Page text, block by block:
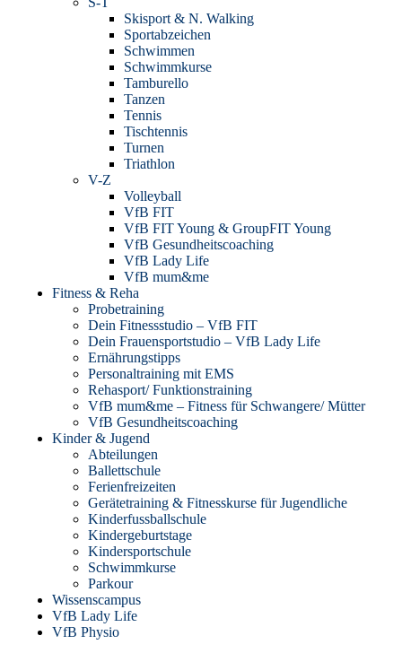
Skisport & N. Walking
Sportabzeichen
Schwimmen
Schwimmkurse
Tamburello
Tanzen
Tennis
Tischtennis
Turnen
Triathlon
V-Z
Volleyball
VfB FIT
VfB FIT Young & GroupFIT Young
VfB Gesundheitscoaching
VfB Lady Life
VfB mum&me
Fitness & Reha
Probetraining
Dein Fitnessstudio – VfB FIT
Dein Frauensportstudio – VfB Lady Life
Ernährungstipps
Personaltraining mit EMS
Rehasport/ Funktionstraining
VfB mum&me – Fitness für Schwangere/ Mütter
VfB Gesundheitscoaching
Kinder & Jugend
Abteilungen
Ballettschule
Ferienfreizeiten
Gerätetraining & Fitnesskurse für Jugendliche
Kinderfussballschule
Kindergeburtstage
Kindersportschule
Schwimmkurse
Parkour
Wissenscampus
VfB Lady Life
VfB Physio